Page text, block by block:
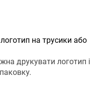
на трусики або
друкувати логотип і